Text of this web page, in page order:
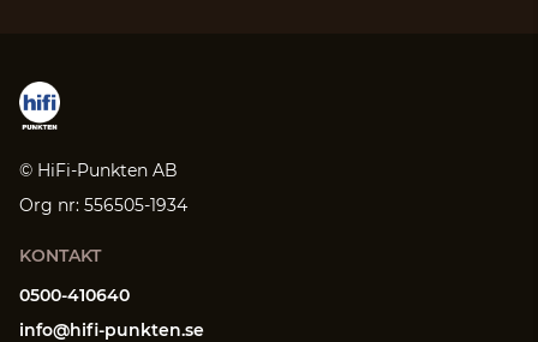
© HiFi-Punkten AB
Org nr: 556505-1934
KONTAKT
0500-410640
info@hifi-punkten.se